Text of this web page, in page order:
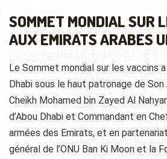
SOMMET MONDIAL SUR
AUX EMIRATS ARABES
Le Sommet mondial sur les vaccins
Dhabi sous le haut patronage de Son
Cheikh Mohamed bin Zayed Al
d’Abou Dhabi et Commandant en
armées des Emirats, et en
général de l’ONU Ban Ki Moon et la